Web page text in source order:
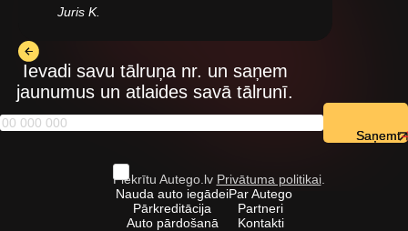
Juris K.
Ievadi savu tālruņa nr. un saņem
jaunumus un atlaides savā tālrunī.
Piekrītu Autego.lv Privātuma politikai.
Nauda auto iegādei
Pārkreditācija
Auto pārdošanā
Par Autego
Partneri
Kontakti